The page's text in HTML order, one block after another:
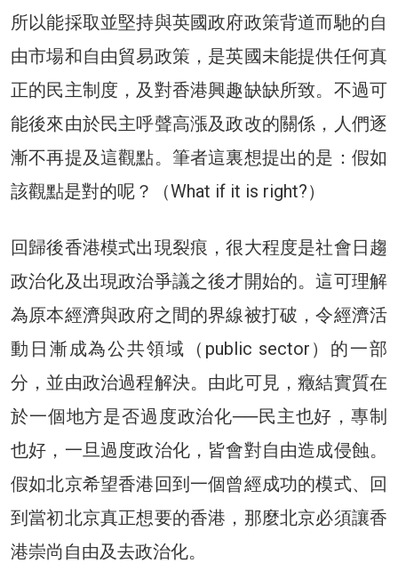
所以能採取並堅持與英國政府政策背道而馳的自
由市場和自由貿易政策，是英國未能提供任何真
正的民主制度，及對香港興趣缺缺所致。不過可
能後來由於民主呼聲高漲及政改的關係，人們逐
漸不再提及這觀點。筆者這裏想提出的是：假如
該觀點是對的呢？（What if it is right?）
回歸後香港模式出現裂痕，很大程度是社會日趨
政治化及出現政治爭議之後才開始的。這可理解
為原本經濟與政府之間的界線被打破，令經濟活
動日漸成為公共領域（public sector）的一部
分，並由政治過程解決。由此可見，癥結實質在
於一個地方是否過度政治化──民主也好，專制
也好，一旦過度政治化，皆會對自由造成侵蝕。
假如北京希望香港回到一個曾經成功的模式、回
到當初北京真正想要的香港，那麼北京必須讓香
港崇尚自由及去政治化。